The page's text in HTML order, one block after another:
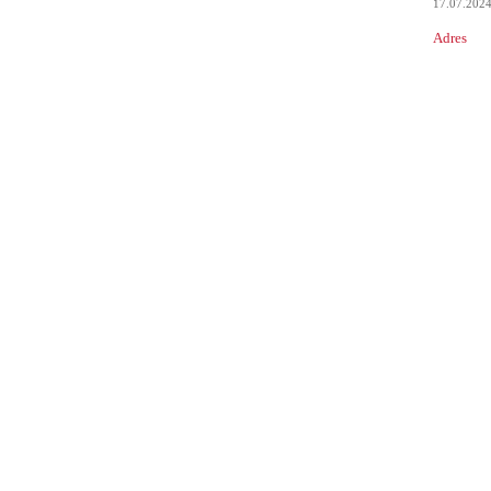
17.07.2024
Adres